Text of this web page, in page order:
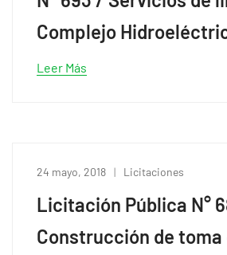
Complejo
Leer Más
24 mayo, 2018 Licitaciones
Licitación Pública N°
Construcción de toma